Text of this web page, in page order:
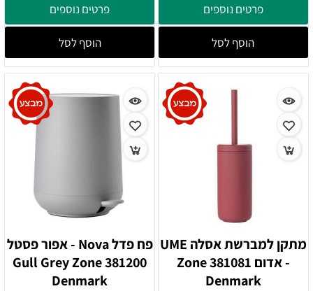
פרטים נוספים
הוסף לסל
פרטים נוספים
הוסף לסל
מתקן למברשת אסלה UME
- אדום 381081 Zone
Denmark
פח פדל Nova - אפור פסטל
381200 Gull Grey Zone
Denmark